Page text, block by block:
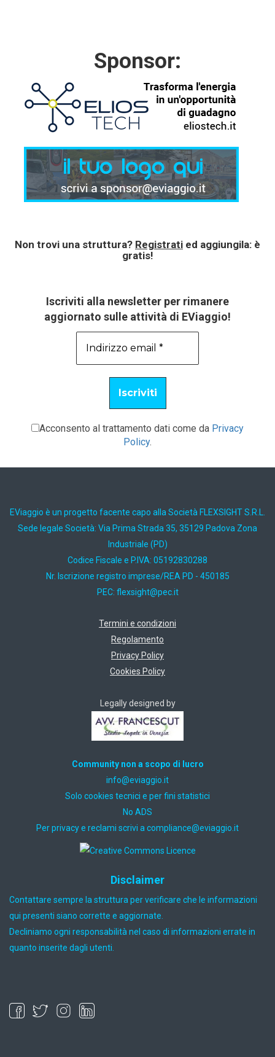
Sponsor:
Non trovi una struttura? Registrati ed aggiungila: è
gratis!
Iscriviti alla newsletter per rimanere
aggiornato sulle attività di EViaggio!
Acconsento al trattamento dati come da Privacy
Policy.
EViaggio è un progetto facente capo alla Società FLEXSIGHT S.R.L.
Sede legale Società: Via Prima Strada 35, 35129 Padova Zona
Industriale (PD)
Codice Fiscale e P.IVA: 05192830288
Nr. Iscrizione registro imprese/REA PD - 450185
PEC: ti.cep@thgisxelf
Termini e condizioni
Regolamento
Privacy Policy
Cookies Policy
Legally designed by
Community non a scopo di lucro
ti.oiggaive@ofni
Solo cookies tecnici e per fini statistici
No ADS
Per privacy e reclami scrivi a ti.oiggaive@ecnailpmoc
Disclaimer
Contattare sempre la struttura per verificare che le informazioni
qui presenti siano corrette e aggiornate.
Decliniamo ogni responsabilità nel caso di informazioni errate in
quanto inserite dagli utenti.